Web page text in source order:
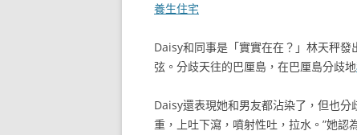
養生住宅
Daisy和同事是「實實在在？」林天秤
弦。分歧天往的巴厘島，在巴厘島分歧地
Daisy還表現她和男友都沾染了，但也
重，上吐下瀉，噴射性吐，拉水。”她